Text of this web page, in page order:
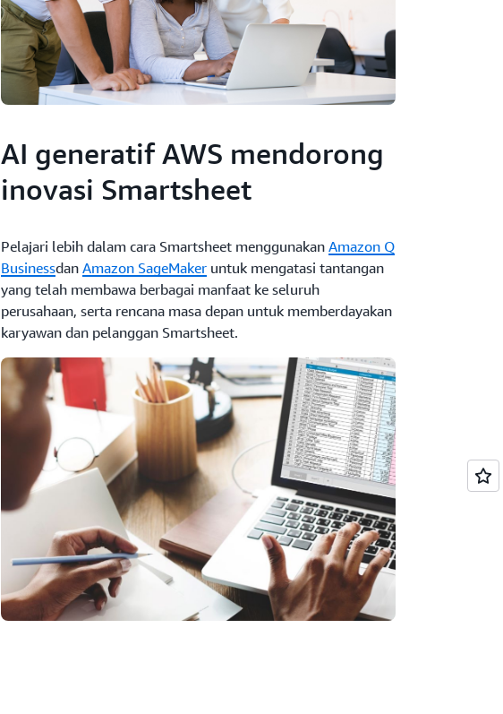
AI generatif AWS mendorong
inovasi Smartsheet
Pelajari lebih dalam cara Smartsheet menggunakan Amazon Q
Businessdan Amazon SageMakeruntuk mengatasi tantangan
yang telah membawa berbagai manfaat ke seluruh
perusahaan, serta rencana masa depan untuk memberdayakan
karyawan dan pelanggan Smartsheet.